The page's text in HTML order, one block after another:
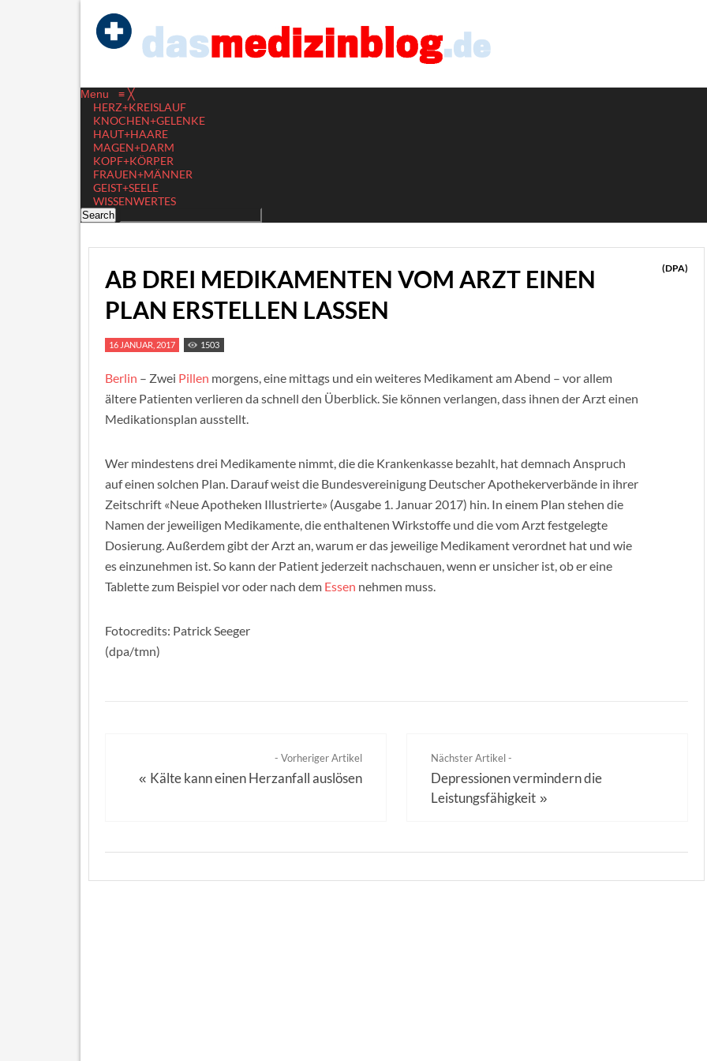
Menu ≡ ╳
HERZ+KREISLAUF
KNOCHEN+GELENKE
HAUT+HAARE
MAGEN+DARM
KOPF+KÖRPER
FRAUEN+MÄNNER
GEIST+SEELE
WISSENWERTES
AB DREI MEDIKAMENTEN VOM ARZT EINEN
PLAN ERSTELLEN LASSEN
(DPA)
16 JANUAR, 2017 1503
Berlin – Zwei Pillen morgens, eine mittags und ein weiteres Medikament am Abend – vor allem
ältere Patienten verlieren da schnell den Überblick. Sie können verlangen, dass ihnen der Arzt einen
Medikationsplan ausstellt.
Wer mindestens drei Medikamente nimmt, die die Krankenkasse bezahlt, hat demnach Anspruch
auf einen solchen Plan. Darauf weist die Bundesvereinigung Deutscher Apothekerverbände in ihrer
Zeitschrift «Neue Apotheken Illustrierte» (Ausgabe 1. Januar 2017) hin. In einem Plan stehen die
Namen der jeweiligen Medikamente, die enthaltenen Wirkstoffe und die vom Arzt festgelegte
Dosierung. Außerdem gibt der Arzt an, warum er das jeweilige Medikament verordnet hat und wie
es einzunehmen ist. So kann der Patient jederzeit nachschauen, wenn er unsicher ist, ob er eine
Tablette zum Beispiel vor oder nach dem Essen nehmen muss.
Fotocredits: Patrick Seeger
(dpa/tmn)
- Vorheriger Artikel
« Kälte kann einen Herzanfall auslösen
Nächster Artikel -
Depressionen vermindern die
Leistungsfähigkeit »